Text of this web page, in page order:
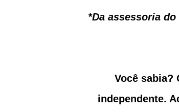
*Da assessoria do
Você sabia? O Blog O Corvo-Veloz é fruto de produção jornalística
independente.